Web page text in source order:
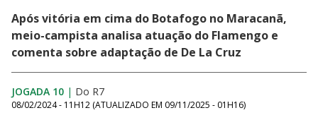
Após vitória em cima do Botafogo no Maracanã,
meio-campista analisa atuação do Flamengo e
comenta sobre adaptação de De La Cruz
JOGADA 10 | Do R7
08/02/2024 - 11H12 (ATUALIZADO EM 09/11/2025 - 01H16)